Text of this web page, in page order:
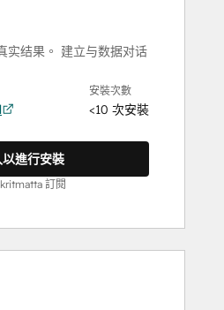
实结果。 建立与数据对话
安裝次數
<10 次安裝
進行安裝
訂閱